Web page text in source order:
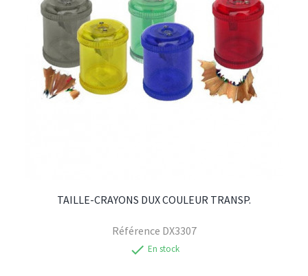
TAILLE-CRAYONS DUX COULEUR TRANSP.
Référence DX3307
check En stock